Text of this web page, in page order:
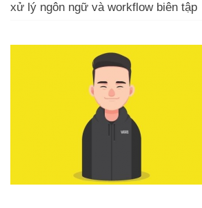
xử lý ngôn ngữ và workflow biên tập